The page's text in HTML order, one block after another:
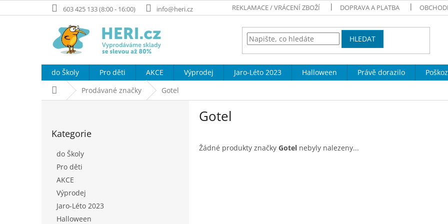
na
603 425 133 (8:00 - 16:00) info@heri.cz REKLAMACE / VRÁCENÍ ZBOŽÍ DOPRAVA A PLATBA
HLEDAT
do Školy Pro děti AKCE Výprodej Jaro-Léto 2023 Halloween Právě dorazilo
Domů Prodávané značky Gotel
kategorie
Kategorie
do Školy
Pro děti
AKCE
Výprodej
Jaro-Léto 2023
Halloween
Gotel
Žádné produkty značky Gotel nebyly nalezeny...